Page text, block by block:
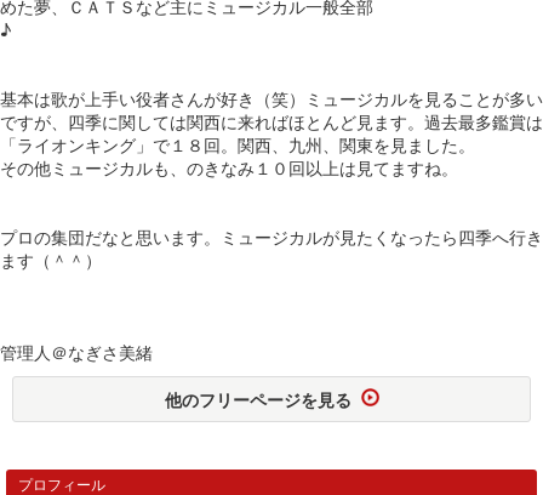
めた夢、ＣＡＴＳなど主にミュージカル一般全部
♪
基本は歌が上手い役者さんが好き（笑）ミュージカルを見ることが多い
ですが、四季に関しては関西に来ればほとんど見ます。過去最多鑑賞は
「ライオンキング」で１８回。関西、九州、関東を見ました。
その他ミュージカルも、のきなみ１０回以上は見てますね。
プロの集団だなと思います。ミュージカルが見たくなったら四季へ行き
ます（＾＾）
管理人＠なぎさ美緒
他のフリーページを見る
プロフィール